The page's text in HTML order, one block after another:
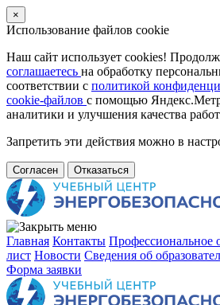
×
Использование файлов cookie
Наш сайт использует cookies!
соглашаетесь на обработку
соответствии с политикой
cookie-файлов с помощью
аналитики и улучшения качества
Запретить эти действия можно в
Согласен Отказаться
Главная Контакты Профессиональное
лист Новости Cведения об
Форма заявки